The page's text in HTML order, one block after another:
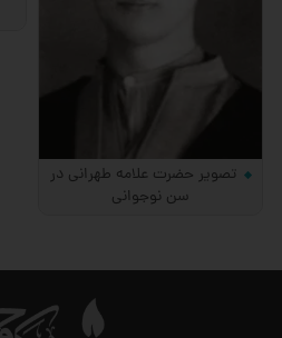
تصویر حضرت علامه طهرانی در
سن نوجوانی